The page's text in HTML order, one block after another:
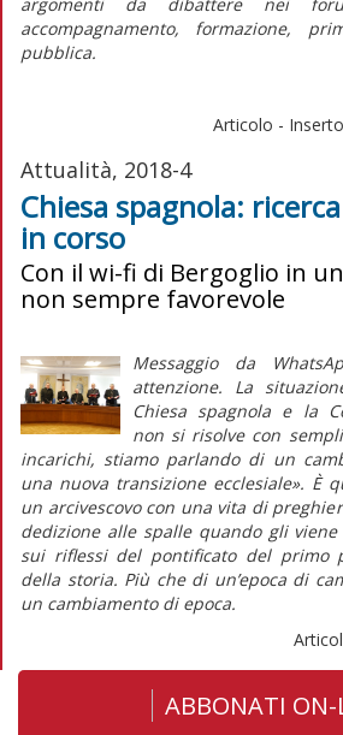
accompagnamento, formazione,
pubblica.
Articolo -
Attualità, 2018-4
Chiesa spagnola:
in corso
Con il wi-fi di Bergoglio in
non sempre favorevole
Messaggio da
attenzione. La
Chiesa spagnola e la
non si risolve con
incarichi, stiamo parlando di un
una nuova transizione ecclesiale». È
un arcivescovo con una vita di
dedizione alle spalle quando gli
sui riflessi del pontificato del primo
della storia. Più che di un’epoca di
un cambiamento di epoca.
ABBONATI ON-